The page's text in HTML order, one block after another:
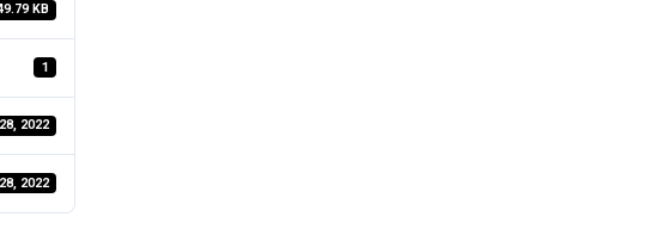
KB
1
2022
2022